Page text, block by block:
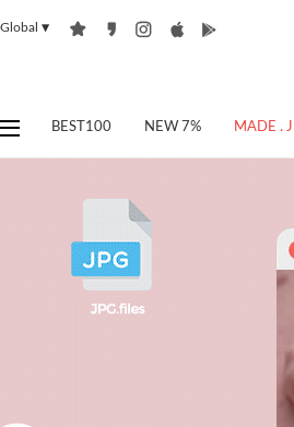
Global ▼
BEST100 NEW 7% MADE . J